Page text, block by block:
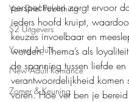
Van Driel Publishing
S2 Uitgevers
Young Adult
New Adult Romance
Zomer & Keuning
perspectieven zorgt ervoor
ieders hoofd kruipt,
keuzes invoelbaar en
worden. Thema’s als
de spanning tussen liefde en
verantwoordelijkheid komen
voren. Hoe ver ben je